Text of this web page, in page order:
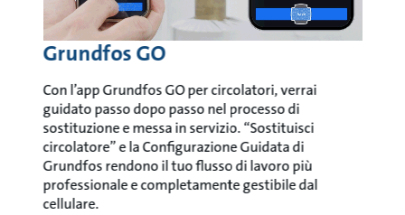
Grundfos GO
Con l’app Grundfos GO per circolatori, verrai
guidato passo dopo passo nel processo di
sostituzione e messa in servizio. “Sostituisci
circolatore” e la Configurazione Guidata di
Grundfos rendono il tuo flusso di lavoro più
professionale e completamente gestibile dal
cellulare.